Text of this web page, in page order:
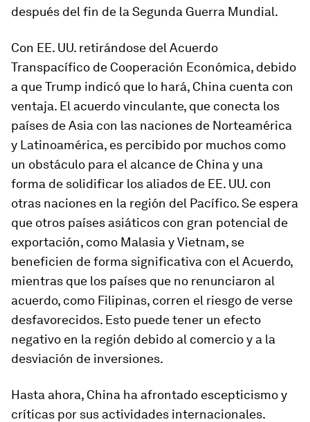
después del fin de la Segunda Guerra Mundial.
Con EE. UU. retirándose del Acuerdo
Transpacífico de Cooperación Económica, debido
a que Trump indicó que lo hará, China cuenta con
ventaja. El acuerdo vinculante, que conecta los
países de Asia con las naciones de Norteamérica
y Latinoamérica, es percibido por muchos como
un obstáculo para el alcance de China y una
forma de solidificar los aliados de EE. UU. con
otras naciones en la región del Pacífico. Se espera
que otros países asiáticos con gran potencial de
exportación, como Malasia y Vietnam, se
beneficien de forma significativa con el Acuerdo,
mientras que los países que no renunciaron al
acuerdo, como Filipinas, corren el riesgo de verse
desfavorecidos. Esto puede tener un efecto
negativo en la región debido al comercio y a la
desviación de inversiones.
Hasta ahora, China ha afrontado escepticismo y
críticas por sus actividades internacionales.